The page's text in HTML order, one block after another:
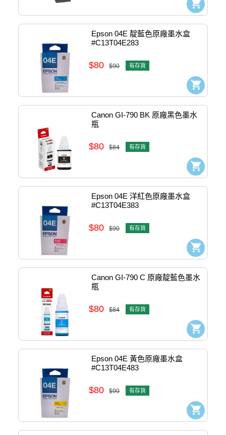
Epson 04E 靛藍色原廠墨水盒
#C13T04E283
$80 $90 有存貨
Canon GI-790 BK 原廠黑色墨水
瓶
$80 $84 有存貨
Epson 04E 洋紅色原廠墨水盒
#C13T04E383
$80 $90 有存貨
Canon GI-790 C 原廠靛藍色墨水
瓶
$80 $84 有存貨
Epson 04E 黃色原廠墨水盒
#C13T04E483
$80 $90 有存貨